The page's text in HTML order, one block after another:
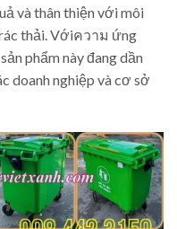
và thân thiện với môi
thải. Vớiความ ứng
phẩm này đang dần
doanh nghiệp và cơ sở